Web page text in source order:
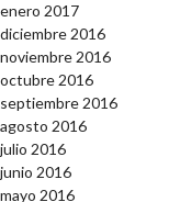
enero 2017
diciembre 2016
noviembre 2016
octubre 2016
septiembre 2016
agosto 2016
julio 2016
junio 2016
mayo 2016